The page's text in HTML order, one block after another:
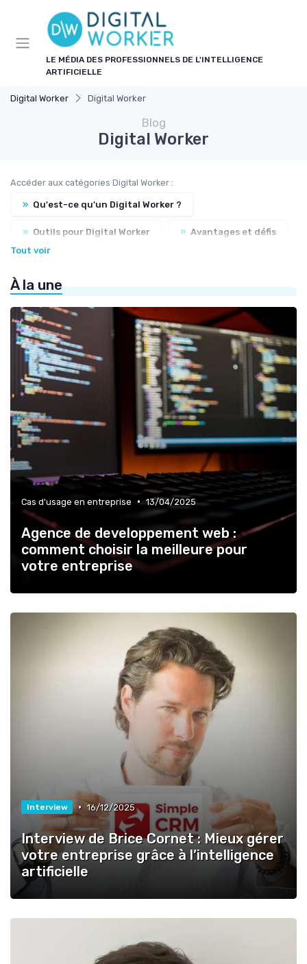
LE MÉDIA DES PROFESSIONNELS DE L'INTELLIGENCE
ARTIFICIELLE
Digital Worker Digital Worker
Blog
Digital Worker
Accéder aux catégories Digital Worker :
» Qu'est-ce qu'un Digital Worker ?
» Outils pour Digital Worker » Avantages et défis
» Formation et compétences nécessaires
Tout voir
À la une
Cas d'usage en entreprise • 13/04/2025
Agence de developpement web :
comment choisir la meilleure pour
votre entreprise
Interview • 16/12/2025
Interview de Brice Cornet : Mieux gérer
votre entreprise grâce à l’intelligence
artificielle